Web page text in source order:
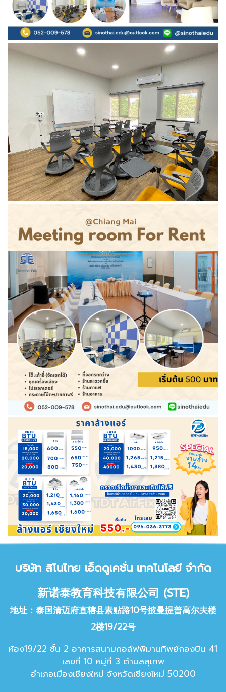
บริษัท สิโนไทย เอ็ดดูเคชั่น เทคโนโลยี จำกัด
新诺泰教育科技有限公司 (STE)
地址：泰国清迈府直辖县素贴路10号披曼提普高尔夫楼
2楼19/22号
ห้อง19/22 ชั้น 2 อาคารสนามกอล์ฟพิมานทิพย์กองบิน 41
เลขที่ 10 หมู่ที่ 3 ตำบลสุเทพ
อำเภอเมืองเชียงใหม่ จังหวัดเชียงใหม่ 50200